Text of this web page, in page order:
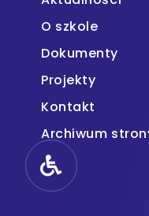
O szkole
Dokumenty
Projekty
Kontakt
Archiwum